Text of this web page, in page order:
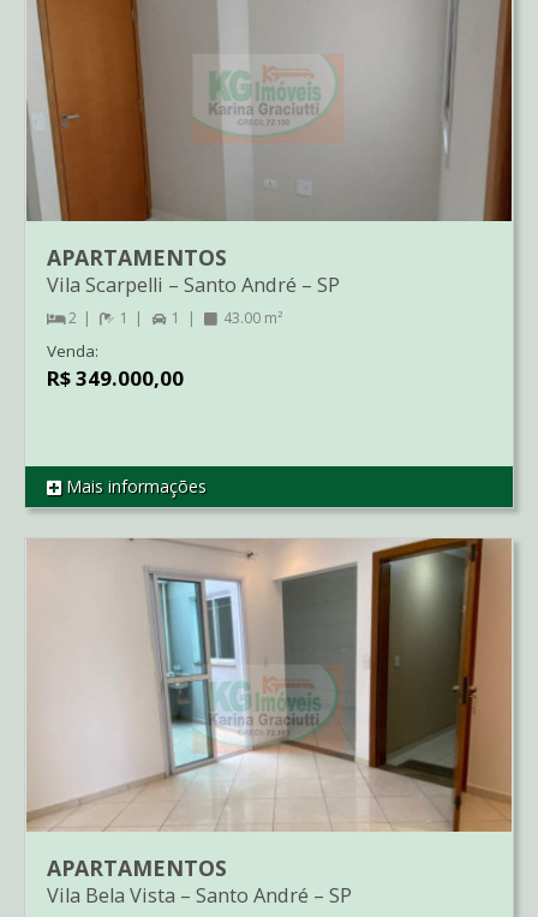
REF AP3031
APARTAMENTOS
Vila Scarpelli – Santo André – SP
2 1 1 43.00 m²
Venda:
R$ 349.000,00
Mais informações
APARTAMENTOS
Vila Bela Vista – Santo André – SP